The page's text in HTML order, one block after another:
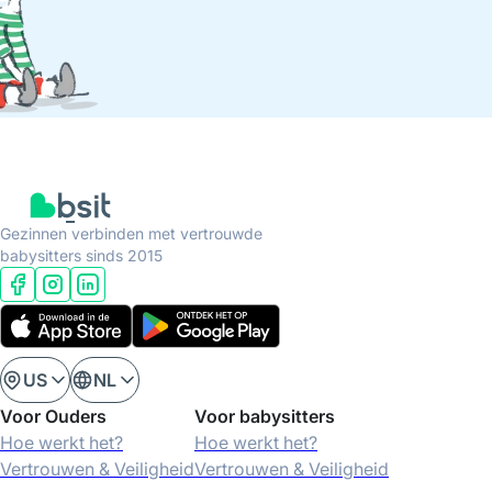
Gezinnen verbinden met vertrouwde
babysitters sinds 2015
US
NL
Voor Ouders
Hoe werkt het?
Vertrouwen & Veiligheid
Voor babysitters
Hoe werkt het?
Vertrouwen & Veiligheid